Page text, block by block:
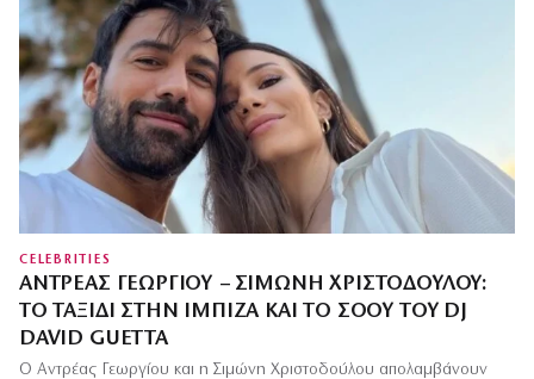
CELEBRITIES
ΑΝΤΡΈΑΣ ΓΕΩΡΓΊΟΥ – ΣΙΜΏΝΗ ΧΡΙΣΤΟΔΟΎΛΟΥ:
ΤΟ ΤΑΞΊΔΙ ΣΤΗΝ ΊΜΠΙΖΑ ΚΑΙ ΤΟ ΣΌΟΥ ΤΟΥ DJ
DAVID GUETTA
Ο Αντρέας Γεωργίου και η Σιμώνη Χριστοδούλου απολαμβάνουν